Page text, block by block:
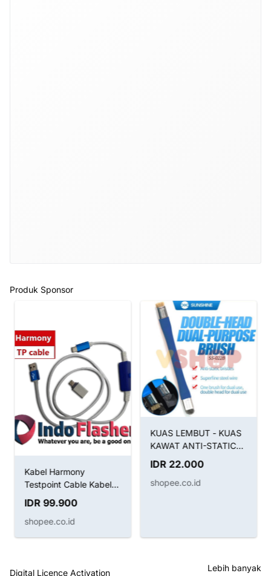
Produk Sponsor
Kabel Harmony
Testpoint Cable Kabel
Boot Huawei
IDR 99.900
shopee.co.id
KUAS LEMBUT - KUAS
KAWAT ANTI-STATIC
BRUSH SUNSHINE SS-
022B 2IN1
IDR 22.000
shopee.co.id
Digital Licence Activation Lebih banyak